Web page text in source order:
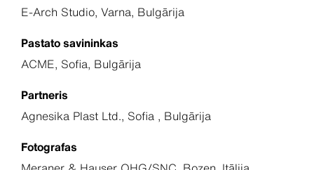
E-Arch Studio, Varna, Bulgārija
Pastato savininkas
ACME, Sofia, Bulgārija
Partneris
Agnesika Plast Ltd., Sofia , Bulgārija
Fotografas